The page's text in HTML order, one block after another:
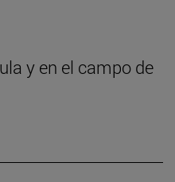
y en el campo de